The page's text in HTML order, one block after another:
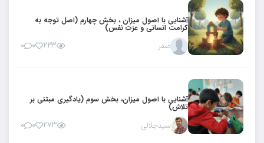
آشنایی با اصول میزان ، بخش چهارم (اصل توجه به
کرامت انسانی و عزت نفس)
صفر
۲۲۳ ۰ ۰
آشنایی با اصول میزان، بخش سوم (یادگیری مبتنی بر
تلاش)
سیدجلالی
۲۷۳ ۰ ۰